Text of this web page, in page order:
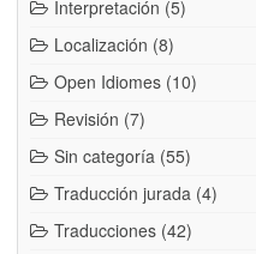
Interpretación (5)
Localización (8)
Open Idiomes (10)
Revisión (7)
Sin categoría (55)
Traducción jurada (4)
Traducciones (42)